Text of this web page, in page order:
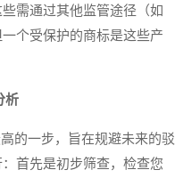
需通过其他监管途径（如
个受保护的商标是这些产
析
的一步，旨在规避未来的驳
首先是初步筛查，检查您